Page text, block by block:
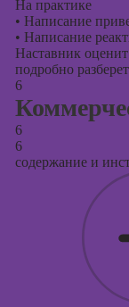
На практике
• Написание
• Написание
Наставник
подробно
6
6
6
содержание и